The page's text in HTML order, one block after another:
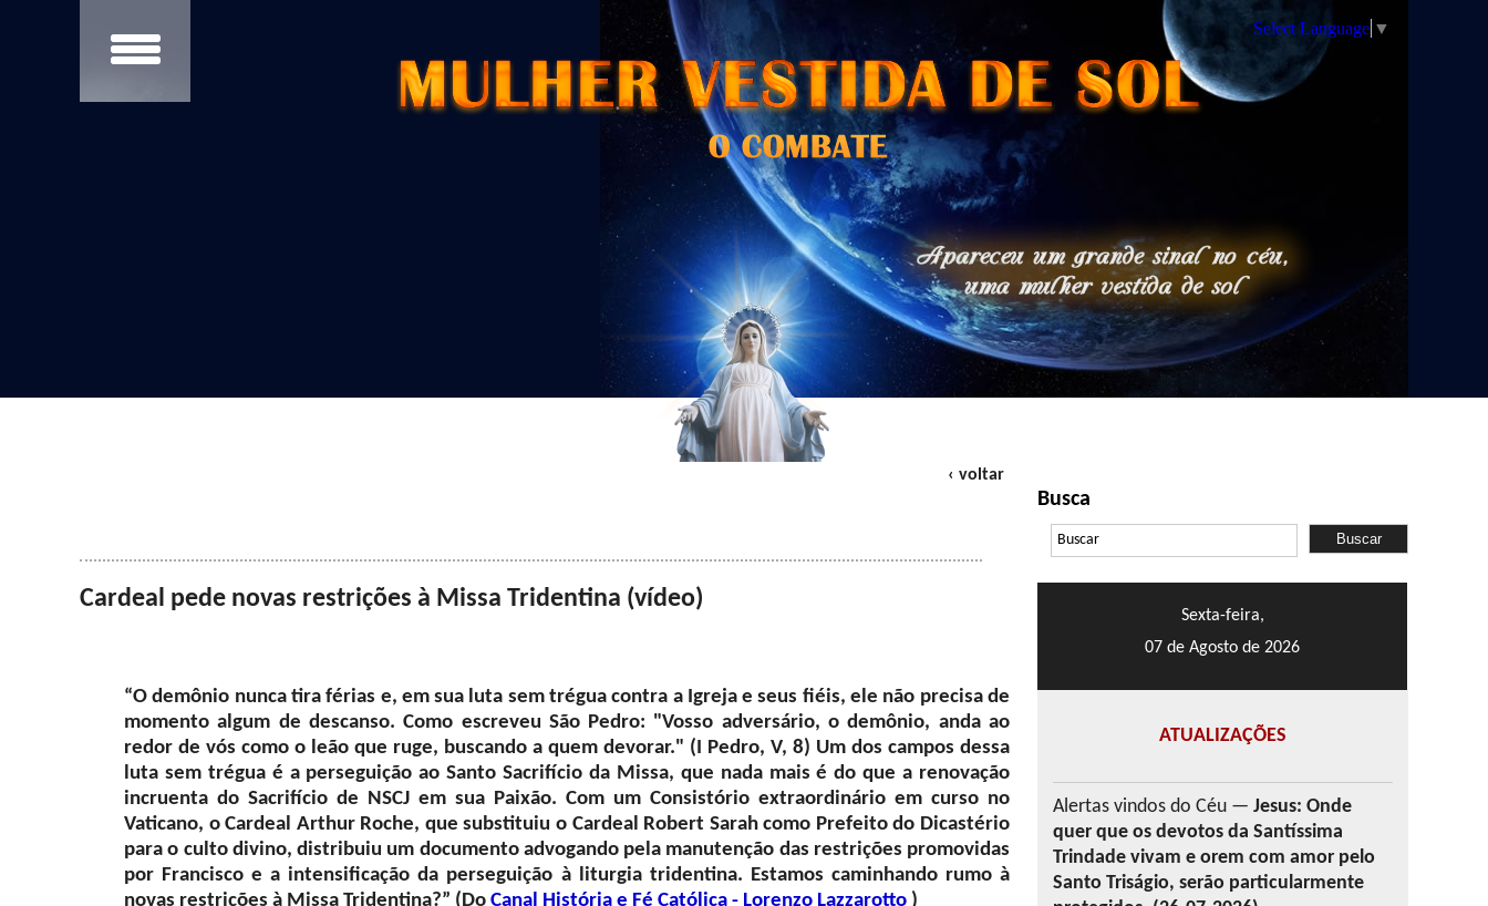
Select Language ▼
‹ voltar
Cardeal pede novas restrições à Missa Tridentina (vídeo)
“O demônio nunca tira férias e, em sua luta sem trégua contra a Igreja e seus fiéis, ele não precisa de
momento algum de descanso. Como escreveu São Pedro: "Vosso adversário, o demônio, anda ao
redor de vós como o leão que ruge, buscando a quem devorar." (I Pedro, V, 8) Um dos campos dessa
luta sem trégua é a perseguição ao Santo Sacrifício da Missa, que nada mais é do que a renovação
incruenta do Sacrifício de NSCJ em sua Paixão. Com um Consistório extraordinário em curso no
Vaticano, o Cardeal Arthur Roche, que substituiu o Cardeal Robert Sarah como Prefeito do Dicastério
para o culto divino, distribuiu um documento advogando pela manutenção das restrições promovidas
por Francisco e a intensificação da perseguição à liturgia tridentina. Estamos caminhando rumo à
novas restrições à Missa Tridentina?” (Do Canal História e Fé Católica - Lorenzo Lazzarotto )
Busca
Sexta-feira,
07 de Agosto de 2026
ATUALIZAÇÕES
Alertas vindos do Céu — Jesus: Onde
quer que os devotos da Santíssima
Trindade vivam e orem com amor pelo
Santo Triságio, serão particularmente